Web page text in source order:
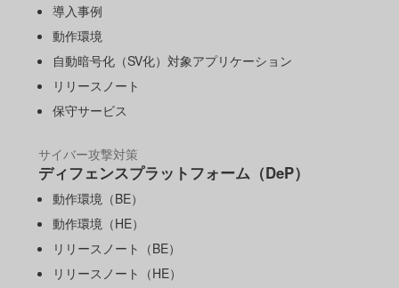
導入事例
動作環境
自動暗号化（SV化）対象アプリケーション
リリースノート
保守サービス
サイバー攻撃対策
ディフェンスプラットフォーム（DeP）
動作環境（BE）
動作環境（HE）
リリースノート（BE）
リリースノート（HE）